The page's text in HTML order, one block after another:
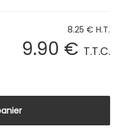
8.25 € H.T.
9.90 € T.T.C.